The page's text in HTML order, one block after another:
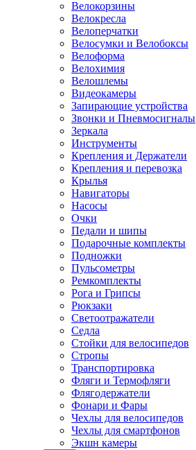
Велокорзины
Велокресла
Велоперчатки
Велосумки и Велобоксы
Велоформа
Велохимия
Велошлемы
Видеокамеры
Запирающие устройства
Звонки и Пневмосигналы
Зеркала
Инструменты
Крепления и Держатели
Крепления и перевозка
Крылья
Навигаторы
Насосы
Очки
Педали и шипы
Подарочные комплекты
Подножки
Пульсометры
Ремкомплекты
Рога и Грипсы
Рюкзаки
Светоотражатели
Седла
Стойки для велосипедов
Стропы
Транспортировка
Фляги и Термофляги
Флягодержатели
Фонари и Фары
Чехлы для велосипедов
Чехлы для смартфонов
Экшн камеры